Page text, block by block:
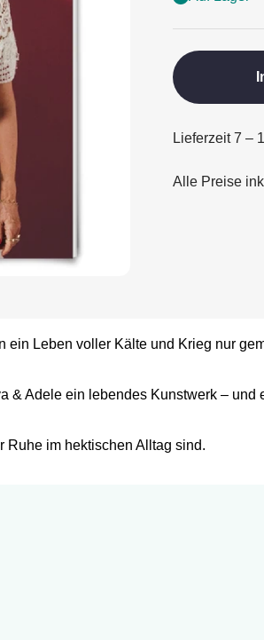
Lieferzeit 7 –
Alle Preise
ein Leben voller Kälte und Krieg nur
& Adele ein lebendes Kunstwerk –
Ruhe im hektischen Alltag sind.